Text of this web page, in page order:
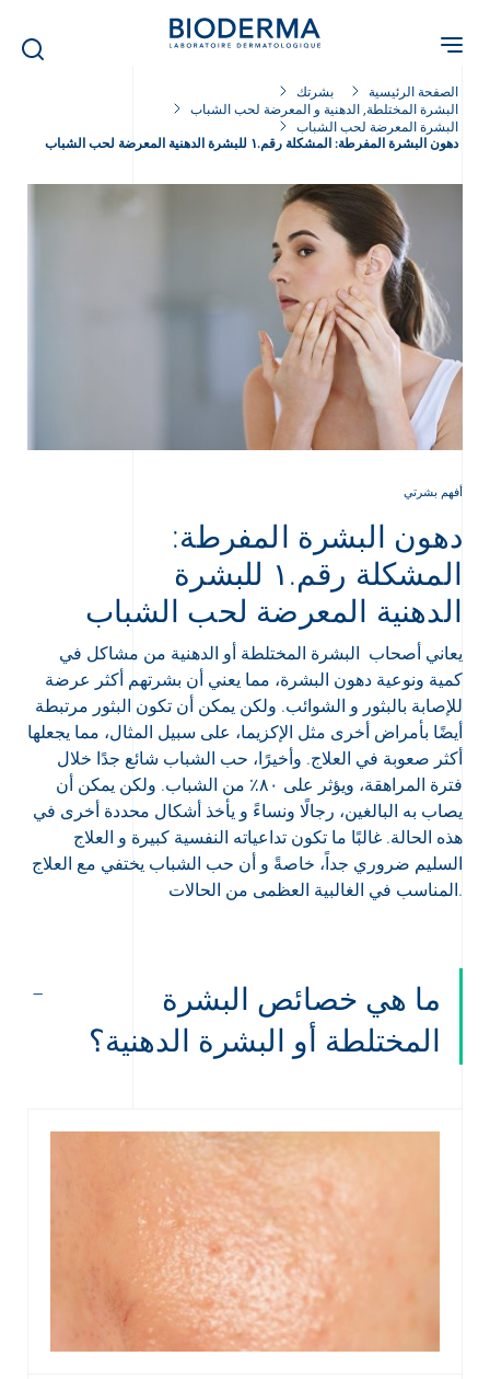
content
Arabic
الصفحة الرئيسية
بشرتك
البشرة المختلطة, الدهنية و المعرضة لحب الشباب
البشرة المعرضة لحب الشباب
دهون البشرة المفرطة: المشكلة رقم.١ للبشرة الدهنية المعرضة لحب الشباب
أفهم بشرتي
دهون البشرة المفرطة:
المشكلة رقم.١ للبشرة
الدهنية المعرضة لحب الشباب
يعاني أصحاب البشرة المختلطة أو الدهنية من مشاكل في
كمية ونوعية دهون البشرة، مما يعني أن بشرتهم أكثر عرضة
للإصابة بالبثور و الشوائب. ولكن يمكن أن تكون البثور مرتبطة
أيضًا بأمراض أخرى مثل الإكزيما، على سبيل المثال، مما يجعلها
أكثر صعوبة في العلاج. وأخيرًا، حب الشباب شائع جدًا خلال
فترة المراهقة، ويؤثر على ٨٠٪ من الشباب. ولكن يمكن أن
يصاب به البالغين، رجالًا ونساءً و يأخذ أشكال محددة أخرى في
هذه الحالة. غالبًا ما تكون تداعياته النفسية كبيرة و العلاج
السليم ضروري جداً، خاصةً و أن حب الشباب يختفي مع العلاج
المناسب في الغالبية العظمى من الحالات.
ما هي خصائص البشرة
المختلطة أو البشرة الدهنية؟